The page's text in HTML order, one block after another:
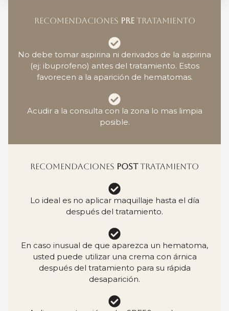
RECOMENDACIONES PRETRATAMIENTO
No debe tomar aspirina ni derivados de la aspirina
(ej: ibuprofeno) antes del tratamiento. Estos
favorecen a la aparición de hematomas.
Acudir a la consulta con la zona lo mas limpia
posible.
RECOMENDACIONES POSTTRATAMIENTO
Lo ideal es no aplicar maquillaje hasta el día
después del tratamiento.
En caso inusual de que aparezca un hematoma,
usted puede utilizar una crema con árnica
después del tratamiento para su rápida
desaparición.